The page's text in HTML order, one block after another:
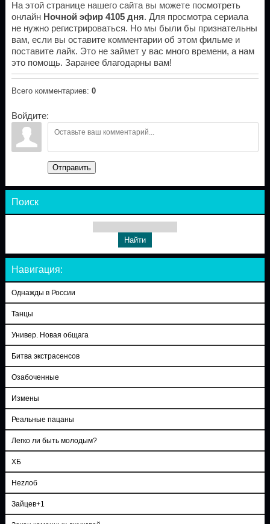
На этой странице нашего сайта вы можете посмотреть
онлайн Ночной эфир 4105 дня. Для просмотра сериала
не нужно регистрироваться. Но мы были бы признательны
вам, если вы оставите комментарии об этом фильме и
поставите лайк. Это не займет у вас много времени, а нам
это помощь. Заранее благодарны вам!
Всего комментариев: 0
Войдите:
Отправить
Поиск
Навигация:
Однажды в России
Танцы
Универ. Новая общага
Битва экстрасенсов
Озабоченные
Измены
Реальные пацаны
Легко ли быть молодым?
ХБ
Неzлоб
Зайцев+1